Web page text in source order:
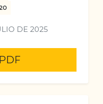
DE 2025